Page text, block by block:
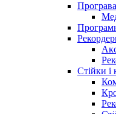
Стійки і